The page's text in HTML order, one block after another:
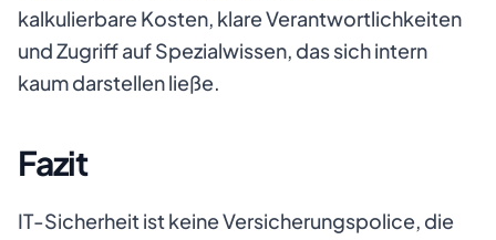
kalkulierbare Kosten, klare Verantwortlichkeiten
und Zugriff auf Spezialwissen, das sich intern
kaum darstellen ließe.
Fazit
IT-Sicherheit ist keine Versicherungspolice, die